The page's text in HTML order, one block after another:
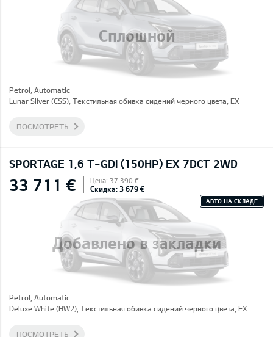
Сплошной
Petrol, Automatic
Lunar Silver (CSS), Текстильная обивка сидений черного цвета, EX
ПОСМОТРЕТЬ
SPORTAGE 1,6 T-GDI (150HP) EX 7DCT 2WD
Добавлено в закладки
33 711 € Цена: 37 390 €
Скидка: 3 679 €
АВТО НА СКЛАДЕ
Petrol, Automatic
Deluxe White (HW2), Текстильная обивка сидений черного цвета, EX
ПОСМОТРЕТЬ